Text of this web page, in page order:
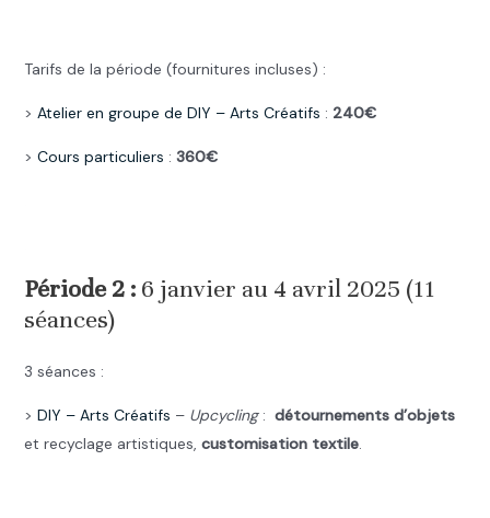
Tarifs de la période (fournitures incluses) :
> Atelier en groupe de DIY – Arts Créatifs : 240€
> Cours particuliers : 360€
Période 2 :6 janvier au 4 avril 2025 (11
séances)
3 séances :
> DIY – Arts Créatifs – Upcycling: détournements d’objets
et recyclage artistiques, customisation textile.